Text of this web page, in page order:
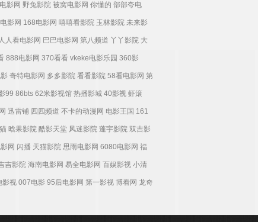
影网 野兔影院 被窝电影网 你懂的 部部夸电
影网 168电影网 嘻嘻看影院 玉林影院 未来影
人看电影网 巴巴电影网 第八频道 丫丫影院 大
888电影网 370看看 vkeke电影乐园 360影
奇特电影网 多多影院 看看影院 58看电影网 第
99 86bts 62米影视馆 热播影城 40影视 虾滚
迅雷铺 四四频道 不卡的动漫网 电影王国 161
晗果影院 酷影天堂 风迷影院 蓬宇影院 双吉影
网 闪播 天猫影院 思雨电影网 6080电影网 福
吉影院 海南电影网 易全电影网 百娱影视 小清
影视 007电影 95后电影网 第一影视 博看网 龙奇